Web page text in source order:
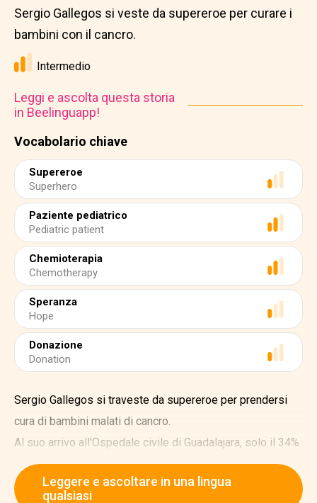
Vocabolario chiave
Supereroe
Superhero
Paziente pediatrico
Pediatric patient
Chemioterapia
Chemotherapy
Speranza
Hope
Donazione
Donation
Sergio Gallegos si veste da supereroe per curare i
bambini con il cancro.
Intermedio
Leggi e ascolta questa storia
in Beelinguapp!
Sergio Gallegos si traveste da supereroe per prendersi
cura di bambini malati di cancro.
Al suo arrivo all'Ospedale civile di Guadalajara, solo il 34%
dei pazienti pediatrici affetti da tale malattia veniva curato
con successo; ora, la percentuale è salita all'80%. Il 4
Leggere e ascoltare in una lingua
qualsiasi